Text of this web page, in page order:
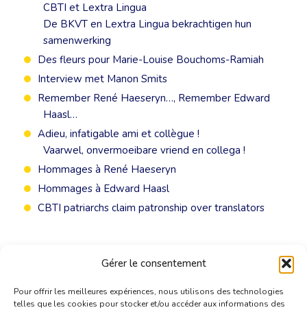
Gérer le consentement
Pour offrir les meilleures expériences, nous utilisons des technologies
telles que les cookies pour stocker et/ou accéder aux informations des
CBTI et Lextra Lingua
De BKVT en Lextra Lingua bekrachtigen hun
samenwerking
Des fleurs pour Marie-Louise Bouchoms-Ramiah
Interview met Manon Smits
Remember René Haeseryn…, Remember Edward
Haasl…
Adieu, infatigable ami et collègue !
Vaarwel, onvermoeibare vriend en collega !
Hommages à René Haeseryn
Hommages à Edward Haasl
CBTI patriarchs claim patronship over translators